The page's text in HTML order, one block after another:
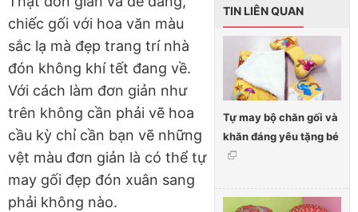
TIN LIÊN QUAN
Tự may bộ chăn gối và
khăn đáng yêu tặng bé
chiếc gối với hoa văn màu
sắc lạ mà đẹp trang trí nhà
đón không khí tết đang về.
Với cách làm đơn giản như
trên không cần phải vẽ hoa
cầu kỳ chỉ cần bạn vẽ những
vệt màu đơn giản là có thể tự
may gối đẹp đón xuân sang
phải không nào.